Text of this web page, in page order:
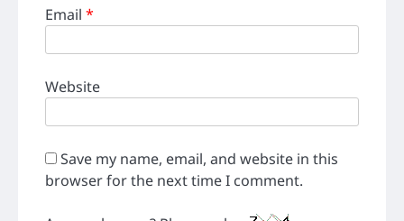
Email *
Website
Save my name, email, and website in this
browser for the next time I comment.